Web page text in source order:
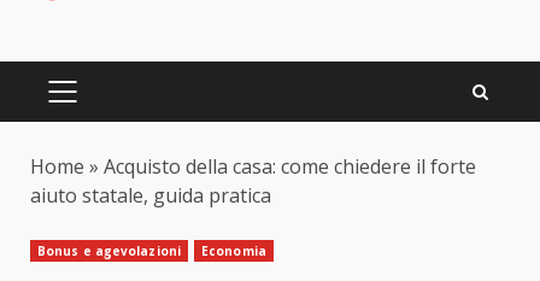
PRIMARY
Home » Acquisto della casa: come chiedere il forte
aiuto statale, guida pratica
Bonus e agevolazioni Economia